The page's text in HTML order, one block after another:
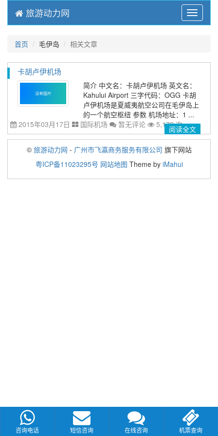
Menu
旅游动力网
首页 毛伊岛 相关文章
卡胡卢伊机场
简介 中文名：卡胡卢伊机场 英文名：
Kahului Airport 三字代码：OGG 卡胡
卢伊机场是夏威夷航空公司在毛伊岛上
的一个航空枢纽 参数 机场地址：1 ...
2015年03月17日
国际机场 暂无评论 5,172 次阅读全文
© 旅游动力网 - 广州市飞瀛商务服务有限公司 旗下网站
粤ICP备11023295号 网站地图 Theme by iMahui
咨询电话 短信咨询 在线咨询 机票查询